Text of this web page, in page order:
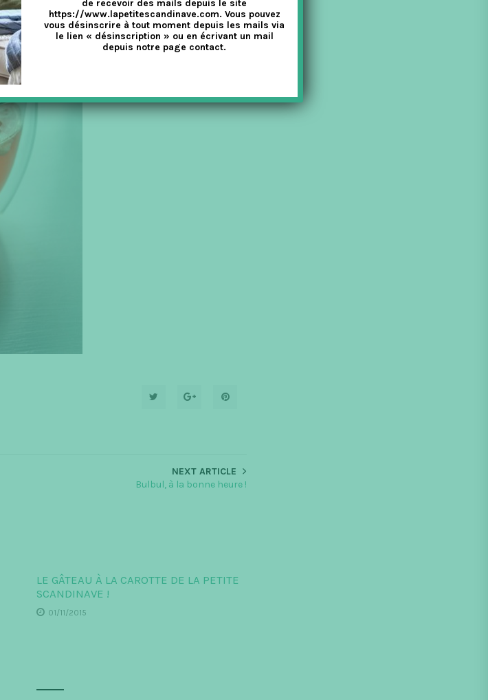
NEXT ARTICLE
Bulbul, à la bonne heure !
LE GÂTEAU À LA CAROTTE DE LA PETITE
SCANDINAVE !
01/11/2015
de recevoir des mails depuis le site
https://www.lapetitescandinave.com. Vous pouvez
vous désinscrire à tout moment depuis les mails via
le lien « désinscription » ou en écrivant un mail
depuis notre page contact.